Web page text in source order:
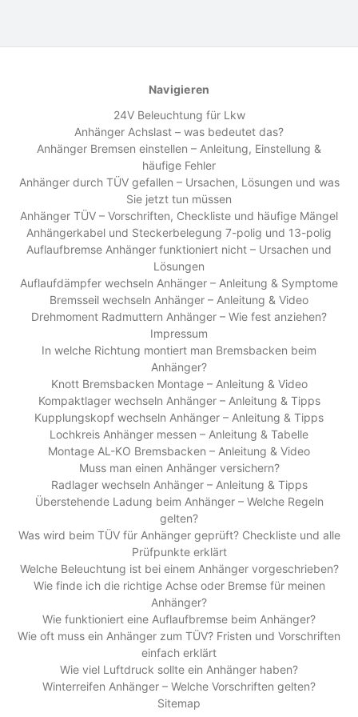
Navigieren
24V Beleuchtung für Lkw
Anhänger Achslast – was bedeutet das?
Anhänger Bremsen einstellen – Anleitung, Einstellung &
häufige Fehler
Anhänger durch TÜV gefallen – Ursachen, Lösungen und was
Sie jetzt tun müssen
Anhänger TÜV – Vorschriften, Checkliste und häufige Mängel
Anhängerkabel und Steckerbelegung 7-polig und 13-polig
Auflaufbremse Anhänger funktioniert nicht – Ursachen und
Lösungen
Auflaufdämpfer wechseln Anhänger – Anleitung & Symptome
Bremsseil wechseln Anhänger – Anleitung & Video
Drehmoment Radmuttern Anhänger – Wie fest anziehen?
Impressum
In welche Richtung montiert man Bremsbacken beim
Anhänger?
Knott Bremsbacken Montage – Anleitung & Video
Kompaktlager wechseln Anhänger – Anleitung & Tipps
Kupplungskopf wechseln Anhänger – Anleitung & Tipps
Lochkreis Anhänger messen – Anleitung & Tabelle
Montage AL-KO Bremsbacken – Anleitung & Video
Muss man einen Anhänger versichern?
Radlager wechseln Anhänger – Anleitung & Tipps
Überstehende Ladung beim Anhänger – Welche Regeln
gelten?
Was wird beim TÜV für Anhänger geprüft? Checkliste und alle
Prüfpunkte erklärt
Welche Beleuchtung ist bei einem Anhänger vorgeschrieben?
Wie finde ich die richtige Achse oder Bremse für meinen
Anhänger?
Wie funktioniert eine Auflaufbremse beim Anhänger?
Wie oft muss ein Anhänger zum TÜV? Fristen und Vorschriften
einfach erklärt
Wie viel Luftdruck sollte ein Anhänger haben?
Winterreifen Anhänger – Welche Vorschriften gelten?
Sitemap